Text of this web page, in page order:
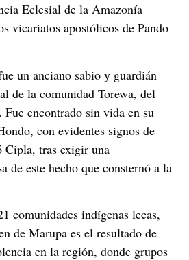
Eclesial de la Amazonía
vicariatos apostólicos de Pando
un anciano sabio y guardián
de la comunidad Torewa, del
encontrado sin vida en su
con evidentes signos de
Cipla, tras exigir una
de este hecho que consternó a la
comunidades indígenas lecas,
de Marupa es el resultado de
en la región, donde grupos